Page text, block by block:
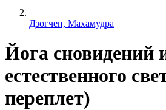
Дзогчен, Махамудра
Йога сновидений
естественного
переплет)